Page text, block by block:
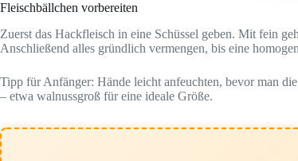
Fleischbällchen vorbereiten
Zuerst das Hackfleisch in eine Schüssel geben. Mit fein
Anschließend alles gründlich vermengen, bis eine
Tipp für Anfänger: Hände leicht anfeuchten, bevor man
– etwa walnussgroß für eine ideale Größe.